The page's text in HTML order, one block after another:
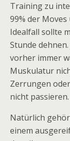
Training zu
99% der
Idealfall sollte
Stunde
vorher immer
Muskulatur
Zerrungen
nicht passieren.
Natürlich
einem